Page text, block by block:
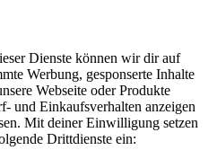
Dienste können wir dir auf
Werbung, gesponserte Inhalte
Webseite oder Produkte
und Einkaufsverhalten anzeigen
Mit deiner Einwilligung setzen
Drittdienste ein: